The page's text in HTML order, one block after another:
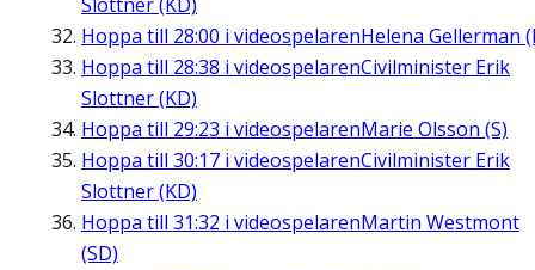
Hoppa till 28:00 i videospelarenHelena Gellerman
Hoppa till 28:38 i videospelarenCivilminister Erik
Slottner (KD)
Hoppa till 29:23 i videospelarenMarie Olsson (S)
Hoppa till 30:17 i videospelarenCivilminister Erik
Slottner (KD)
Hoppa till 31:32 i videospelarenMartin Westmont
(SD)